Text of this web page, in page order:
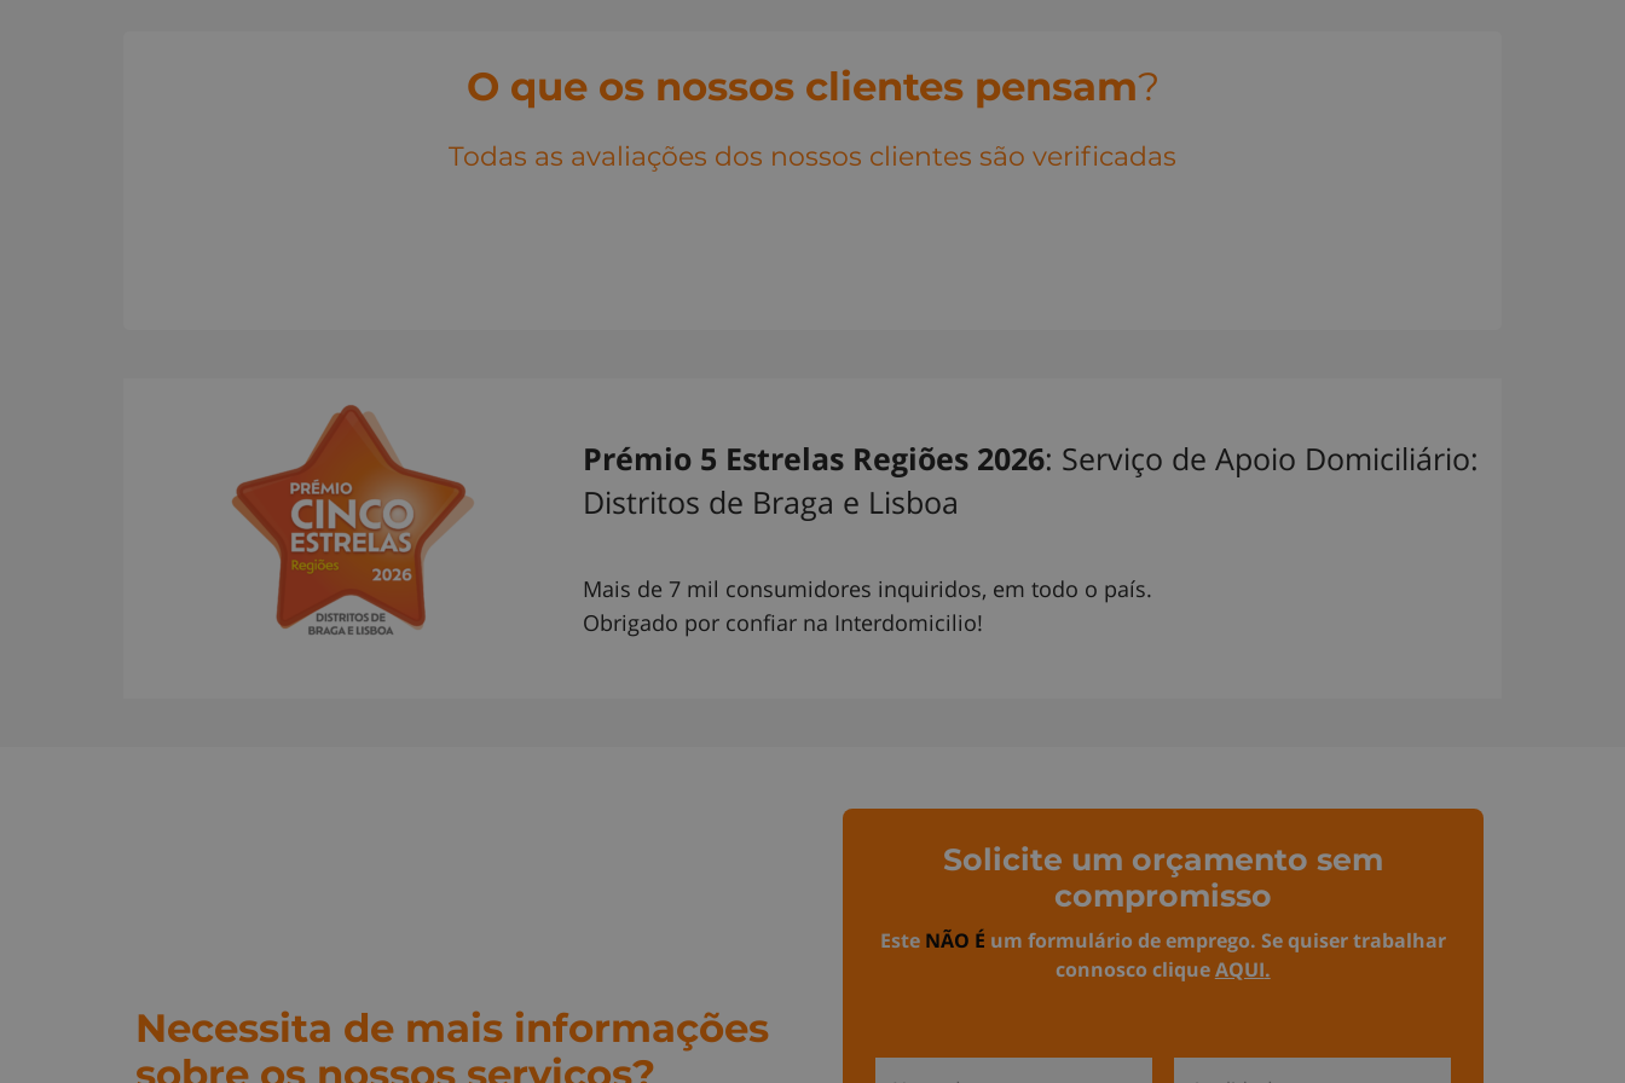
O que os nossos clientes pensam?
Todas as avaliações dos nossos clientes são verificadas
Prémio 5 Estrelas Regiões 2026: Serviço de Apoio Domiciliário:
Distritos de Braga e Lisboa
Mais de 7 mil consumidores inquiridos, em todo o país.
Obrigado por confiar na Interdomicilio!
Necessita de mais informações
Solicite um orçamento sem
compromisso
Este NÃO É um formulário deemprego. Se quiser trabalhar
connosco cliqueAQUI.